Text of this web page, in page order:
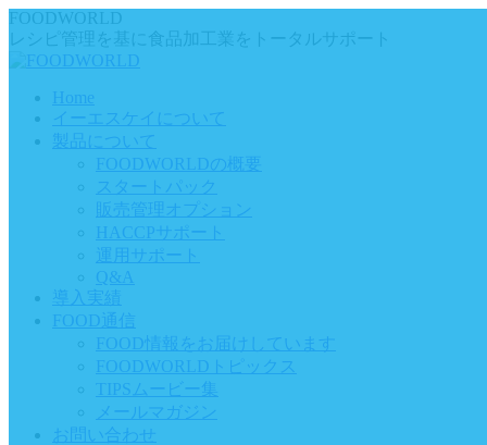
Skip
to
content
FOODWORLD
レシピ管理を基に食品加工業をトータルサポート
Home
イーエスケイについて
製品について
FOODWORLDの概要
スタートパック
販売管理オプション
HACCPサポート
運用サポート
Q&A
導入実績
FOOD通信
FOOD情報をお届けしています
FOODWORLDトピックス
TIPSムービー集
メールマガジン
お問い合わせ